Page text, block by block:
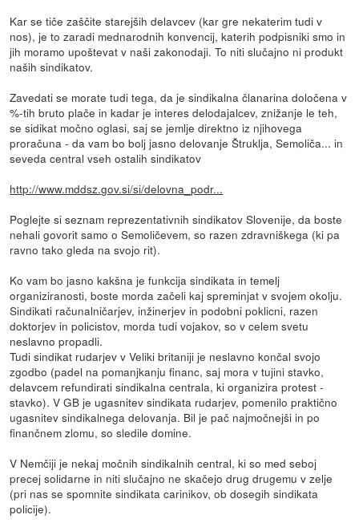
Kar se tiče zaščite starejših delavcev (kar gre nekaterim tudi v
nos), je to zaradi mednarodnih konvencij, katerih podpisniki smo in
jih moramo upoštevat v naši zakonodaji. To niti slučajno ni produkt
naših sindikatov.
Zavedati se morate tudi tega, da je sindikalna članarina določena v
%-tih bruto plače in kadar je interes delodajalcev, znižanje le teh,
se sidikat močno oglasi, saj se jemlje direktno iz njihovega
proračuna - da vam bo bolj jasno delovanje Štruklja, Semoliča... in
seveda central vseh ostalih sindikatov
http://www.mddsz.gov.si/si/delovna_podr...
Poglejte si seznam reprezentativnih sindikatov Slovenije, da boste
nehali govorit samo o Semoličevem, so razen zdravniškega (ki pa
ravno tako gleda na svojo rit).
Ko vam bo jasno kakšna je funkcija sindikata in temelj
organiziranosti, boste morda začeli kaj spreminjat v svojem okolju.
Sindikati računalničarjev, inžinerjev in podobni poklicni, razen
doktorjev in policistov, morda tudi vojakov, so v celem svetu
neslavno propadli.
Tudi sindikat rudarjev v Veliki britaniji je neslavno končal svojo
zgodbo (padel na pomanjkanju financ, saj mora v tujini stavko,
delavcem refundirati sindikalna centrala, ki organizira protest -
stavko). V GB je ugasnitev sindikata rudarjev, pomenilo praktično
ugasnitev sindikalnega delovanja. Bil je pač najmočnejši in po
finančnem zlomu, so sledile domine.
V Nemčiji je nekaj močnih sindikalnih central, ki so med seboj
precej solidarne in niti slučajno ne skačejo drug drugemu v zelje
(pri nas se spomnite sindikata carinikov, ob dosegih sindikata
policije).